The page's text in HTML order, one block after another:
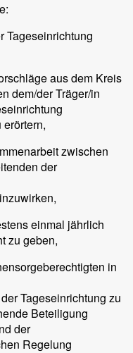
Tageseinrichtung
aus dem Kreis
dem/der Träger/in
zwischen
der
einmal jährlich
zu geben,
in
Tageseinrichtung zu
Beteiligung
der
Regelung